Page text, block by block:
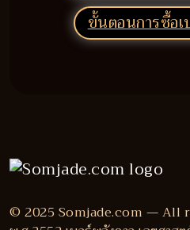
ขั้นตอนการซื้อเ
© 2025 Somjade.com — All